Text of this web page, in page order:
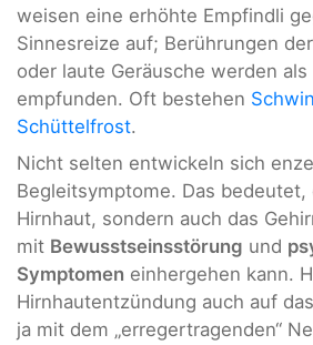
weisen eine erhöhte Empfindli
Sinnesreize auf; Berührungen
oder laute Geräusche werden
empfunden. Oft bestehen
Schüttelfrost.
Nicht selten entwickeln sich
Begleitsymptome. Das bedeutet,
Hirnhaut, sondern auch das
mit Bewusstseinsstörung und
Symptomen einhergehen kann.
Hirnhautentzündung auch auf
ja mit dem „erregertragenden“